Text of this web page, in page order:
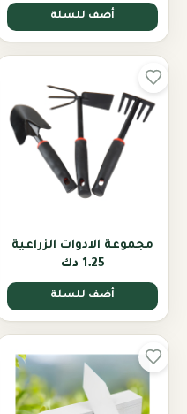
أضف للسلة
مجموعة الادوات الزراعية
1.25 دك
أضف للسلة